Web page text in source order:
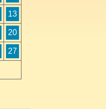
13
20
27